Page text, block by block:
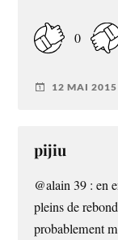
0
12 MAI 2015
pijiu
@alain 39 : en
pleins de
probablement